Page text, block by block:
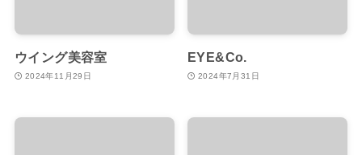
ウイング美容室
2024年11月29日
EYE&Co.
2024年7月31日